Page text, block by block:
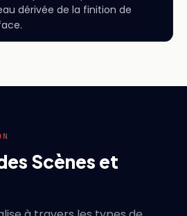
dérivée de la finition de
Scènes et